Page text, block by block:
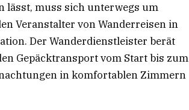
lässt, muss sich unterwegs um
Veranstalter von Wanderreisen in
Der Wanderdienstleister berät
Gepäcktransport vom Start bis zum
in komfortablen Zimmern